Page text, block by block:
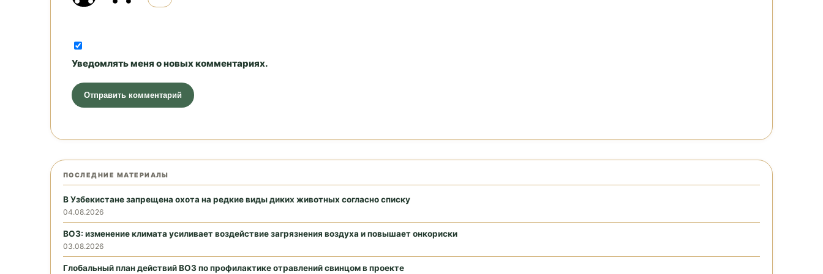
Уведомлять меня о новых комментариях.
ПОСЛЕДНИЕ МАТЕРИАЛЫ
В Узбекистане запрещена охота на редкие виды диких животных согласно списку
04.08.2026
ВОЗ: изменение климата усиливает воздействие загрязнения воздуха и повышает онкориски
03.08.2026
Глобальный план действий ВОЗ по профилактике отравлений свинцом в проекте